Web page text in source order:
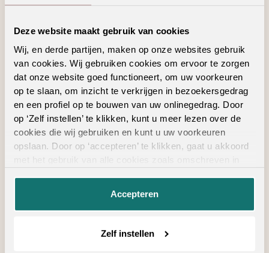
Deze website maakt gebruik van cookies
Wij, en derde partijen, maken op onze websites gebruik
van cookies. Wij gebruiken cookies om ervoor te zorgen
dat onze website goed functioneert, om uw voorkeuren
op te slaan, om inzicht te verkrijgen in bezoekersgedrag
en een profiel op te bouwen van uw onlinegedrag. Door
op ‘Zelf instellen’ te klikken, kunt u meer lezen over de
cookies die wij gebruiken en kunt u uw voorkeuren
opslaan. Door op ‘accepteren’ te klikken, gaat u akkoord
Accepteren
Zelf instellen
Bekijk in je eigen ruimte
Product kenmerken
Snelle installatie
Meer veiligheid dankzij een anti-slip laag
De uitstraling van echt hout of beton met een